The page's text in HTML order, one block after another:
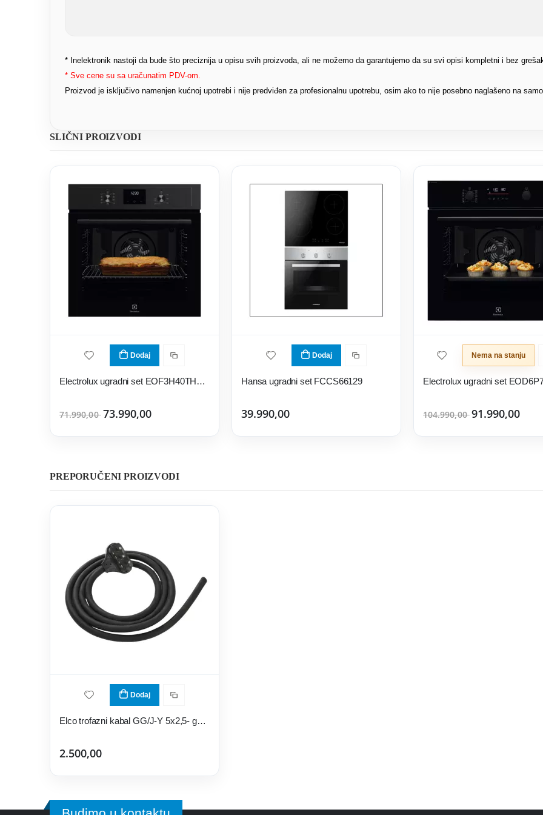
* Inelektronik nastoji da bude što preciznija u opisu svih proizvoda, ali ne možemo da garantujemo da su svi opisi kompletni i bez
* Sve cene su sa uračunatim PDV-om.
Proizvod je isključivo namenjen kućnoj upotrebi i nije predviđen za profesionalnu upotrebu, osim ako to nije posebno naglašeno na
SLIČNI PROIZVODI
Dodaj
Electrolux ugradni set EOF3H40TH+EHF6343FOK
71.990,0073.990,00
Dodaj
Hansa ugradni set FCCS66129
39.990,00
Nema na stanju
104.990,0091.990,00
PREPORUČENI PROIZVODI
Dodaj
Elco trofazni kabal GG/J-Y 5x2,5- gumeni
2.500,00